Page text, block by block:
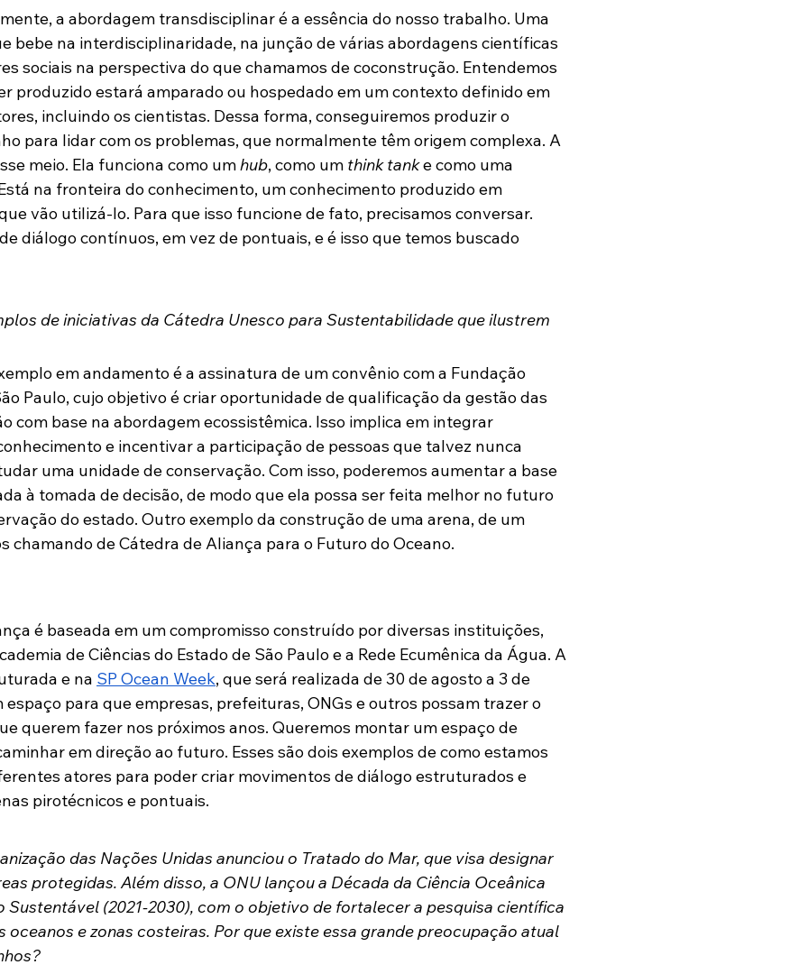
a abordagem transdisciplinar é a essência do nosso trabalho. Uma
bebe na interdisciplinaridade, na junção de várias abordagens científicas
sociais na perspectiva do que chamamos de coconstrução. Entendemos
produzido estará amparado ou hospedado em um contexto definido em
incluindo os cientistas. Dessa forma, conseguiremos produzir o
para lidar com os problemas, que normalmente têm origem complexa. A
meio. Ela funciona como um hub, como um think tank e como uma
na fronteira do conhecimento, um conhecimento produzido em
vão utilizá-lo. Para que isso funcione de fato, precisamos conversar.
diálogo contínuos, em vez de pontuais, e é isso que temos buscado
de iniciativas da Cátedra Unesco para Sustentabilidade que ilustrem
em andamento é a assinatura de um convênio com a Fundação
Paulo, cujo objetivo é criar oportunidade de qualificação da gestão das
com base na abordagem ecossistêmica. Isso implica em integrar
e incentivar a participação de pessoas que talvez nunca
uma unidade de conservação. Com isso, poderemos aumentar a base
à tomada de decisão, de modo que ela possa ser feita melhor no futuro
do estado. Outro exemplo da construção de uma arena, de um
chamando de Cátedra de Aliança para o Futuro do Oceano.
é baseada em um compromisso construído por diversas instituições,
de Ciências do Estado de São Paulo e a Rede Ecumênica da Água. A
e na SP Ocean Week, que será realizada de 30 de agosto a 3 de
para que empresas, prefeituras, ONGs e outros possam trazer o
querem fazer nos próximos anos. Queremos montar um espaço de
em direção ao futuro. Esses são dois exemplos de como estamos
atores para poder criar movimentos de diálogo estruturados e
pirotécnicos e pontuais.
das Nações Unidas anunciou o Tratado do Mar, que visa designar
protegidas. Além disso, a ONU lançou a Década da Ciência Oceânica
(2021-2030), com o objetivo de fortalecer a pesquisa científica
oceanos e zonas costeiras. Por que existe essa grande preocupação atual